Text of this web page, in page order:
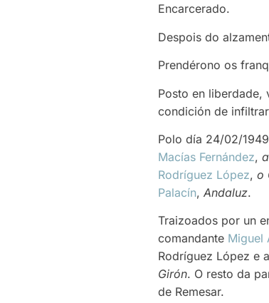
Encarcerado.
Despois do
Prendérono os
Posto en liberdade,
condición de
Polo día 24/02/
Macías Fernández,
Rodríguez López, o
Palacín, Andaluz.
Traizoados por un
comandante Miguel
Rodríguez López e
Girón. O resto da
de Remesar.